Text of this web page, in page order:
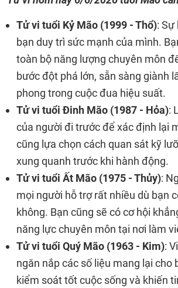
Tử vi tuổi Kỷ Mão (1999 - Thổ):
bạn duy trì sức mạnh của mình.
toàn bộ năng lượng chuyên môn
bước đột phá lớn, sẵn sàng giành
phong trong cuộc đua hiệu suất.
Tử vi tuổi Đinh Mão (1987 - Hỏa):
của người đi trước để xác định lại
cũng lựa chọn cách quan sát kỹ
xung quanh trước khi hành động.
Tử vi tuổi Ất Mão (1975 - Thủy):
mọi người hỗ trợ rất nhiều dù bạn
không. Bạn cũng sẽ có cơ hội
năng lực chuyên môn tại nơi làm
Tử vi tuổi Quý Mão (1963 - Kim):
ngăn nắp các số liệu mang lại cho
kiểm soát tốt cuộc sống và khiến